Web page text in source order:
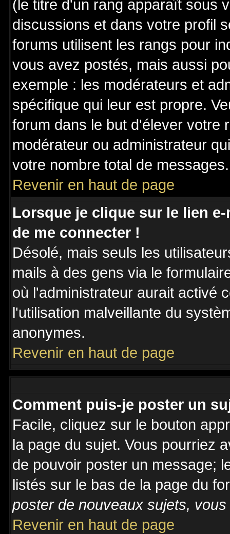
(le titre d'un rang apparaît sous
discussions et dans votre profil
forums utilisent les rangs pour
vous avez postés, mais aussi
exemple : les modérateurs et
spécifique qui leur est propre.
forum dans le but d'élever votre
modérateur ou administrateur
votre nombre total de messages.
Revenir en haut de page
Lorsque je clique sur le lien
de me connecter !
Désolé, mais seuls les
mails à des gens via le
où l'administrateur aurait activé
l'utilisation malveillante du
anonymes.
Revenir en haut de page
Comment puis-je poster un
Facile, cliquez sur le bouton
la page du sujet. Vous pourriez
de pouvoir poster un message;
listés sur le bas de la page du
poster de nouveaux sujets,
Revenir en haut de page